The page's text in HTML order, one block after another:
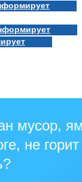
мусор,
не горит